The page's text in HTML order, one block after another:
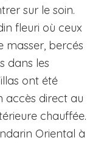
sur le soin.
fleuri où ceux
masser, bercés
dans les
ont été
accès direct au
chauffée.
Oriental à